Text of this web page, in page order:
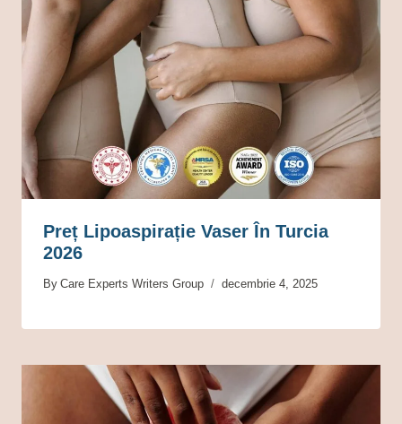
Preț Lipoaspirație Vaser În Turcia
2026
By Care Experts Writers Group decembrie 4, 2025